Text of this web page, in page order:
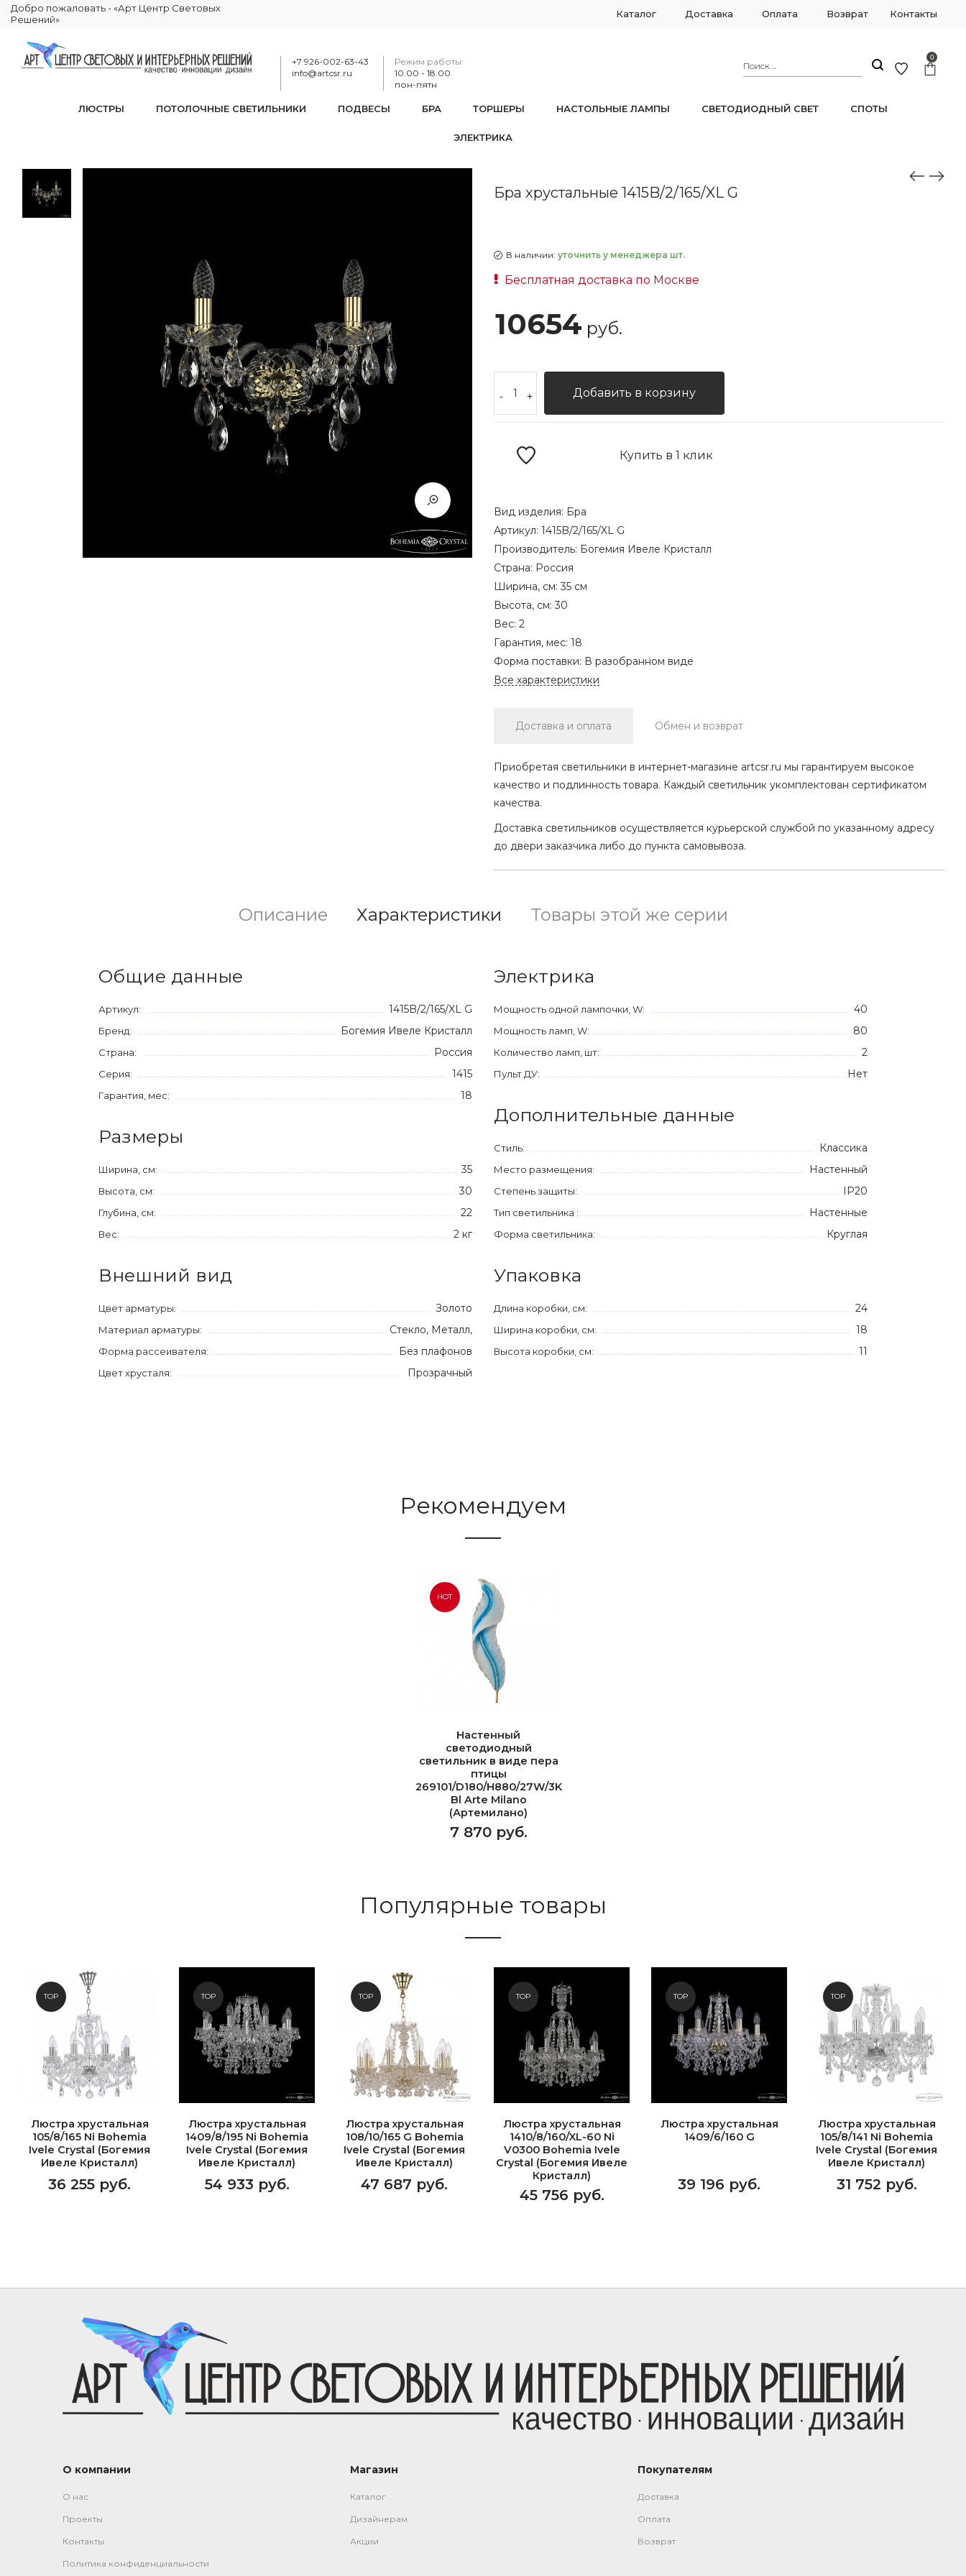
Добро пожаловать - «Арт Центр Световых
Решений»
Каталог Доставка Оплата Возврат Контакты
+7 926-002-63-43
info@artcsr.ru
Режим работы:
10.00 - 18.00
пон-пятн
0
ЛЮСТРЫ ПОТОЛОЧНЫЕ СВЕТИЛЬНИКИ ПОДВЕСЫ БРА ТОРШЕРЫ НАСТОЛЬНЫЕ ЛАМПЫ СВЕТОДИОДНЫЙ СВЕТ СПОТЫ
ЭЛЕКТРИКА
Бра хрустальные 1415B/2/165/XL G
В наличии: уточнить у менеджера шт.
Бесплатная доставка по Москве
10654 руб.
- + Добавить в корзину
Купить в 1 клик
Вид изделия: Бра
Артикул: 1415B/2/165/XL G
Производитель: Богемия Ивеле Кристалл
Страна: Россия
Ширина, см:35 см
Высота, см:30
Вес: 2
Гарантия, мес: 18
Форма поставки: В разобранном виде
Все характеристики
Доставка и оплата Обмен и возврат
Приобретая светильники в интернет-магазине artcsr.ru мы гарантируем высокое
качество и подлинность товара. Каждый светильник укомплектован сертификатом
качества.
Доставка светильников осуществляется курьерской службой по указанному адресу
до двери заказчика либо до пункта самовывоза.
Описание Характеристики Товары этой же серии
Общие данные
Артикул: 1415B/2/165/XL G
Бренд: Богемия Ивеле Кристалл
Страна: Россия
Серия: 1415
Гарантия, мес: 18
Размеры
Ширина, см: 35
Высота, см: 30
Глубина, см: 22
Вес: 2 кг
Внешний вид
Цвет арматуры: Золото
Материал арматуры: Стекло, Металл,
Форма рассеивателя: Без плафонов
Цвет хрусталя: Прозрачный
Электрика
Мощность одной лампочки, W: 40
Мощность ламп, W: 80
Количество ламп, шт: 2
Пульт ДУ: Нет
Дополнительные данные
Стиль: Классика
Место размещения: Настенный
Степень защиты: IP20
Тип светильника : Настенные
Форма светильника: Круглая
Упаковка
Длина коробки, см: 24
Ширина коробки, см: 18
Высота коробки, см: 11
Рекомендуем
HOT
Настенный
светодиодный
светильник в виде пера
птицы
269101/D180/H880/27W/3K
Bl Arte Milano
(Артемилано)
7 870 руб.
Популярные товары
TOP
Люстра хрустальная
105/8/165 Ni Bohemia
Ivele Crystal (Богемия
Ивеле Кристалл)
36 255 руб.
TOP
Люстра хрустальная
1409/8/195 Ni Bohemia
Ivele Crystal (Богемия
Ивеле Кристалл)
54 933 руб.
TOP
Люстра хрустальная
108/10/165 G Bohemia
Ivele Crystal (Богемия
Ивеле Кристалл)
47 687 руб.
TOP
Люстра хрустальная
1410/8/160/XL-60 Ni
V0300 Bohemia Ivele
Crystal (Богемия Ивеле
Кристалл)
45 756 руб.
TOP
Люстра хрустальная
1409/6/160 G
39 196 руб.
TOP
Люстра хрустальная
105/8/141 Ni Bohemia
Ivele Crystal (Богемия
Ивеле Кристалл)
31 752 руб.
О компании
О нас
Проекты
Контакты
Политика конфиденциальности
Магазин
Каталог
Дизайнерам
Акции
Покупателям
Доставка
Оплата
Возврат